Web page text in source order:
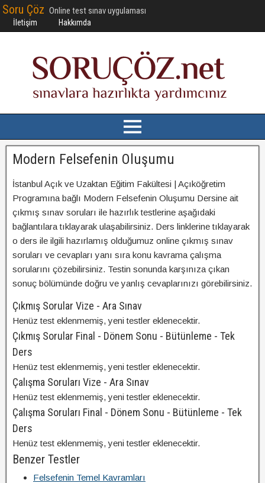
Soru Çöz Online test sınav uygulaması
İletişim Hakkımda
Modern Felsefenin Oluşumu
İstanbul Açık ve Uzaktan Eğitim Fakültesi | Açıköğretim
Programına bağlı Modern Felsefenin Oluşumu Dersine ait
çıkmış sınav soruları ile hazırlık testlerine aşağıdaki
bağlantılara tıklayarak ulaşabilirsiniz. Ders linklerine tıklayarak
o ders ile ilgili hazırlamış olduğumuz online çıkmış sınav
soruları ve cevapları yanı sıra konu kavrama çalışma
sorularını çözebilirsiniz. Testin sonunda karşınıza çıkan
sonuç bölümünde doğru ve yanlış cevaplarınızı görebilirsiniz.
Çıkmış Sorular Vize - Ara Sınav
Henüz test eklenmemiş, yeni testler eklenecektir.
Çıkmış Sorular Final - Dönem Sonu - Bütünleme - Tek
Ders
Henüz test eklenmemiş, yeni testler eklenecektir.
Çalışma Soruları Vize - Ara Sınav
Henüz test eklenmemiş, yeni testler eklenecektir.
Çalışma Soruları Final - Dönem Sonu - Bütünleme - Tek
Ders
Henüz test eklenmemiş, yeni testler eklenecektir.
Benzer Testler
Felsefenin Temel Kavramları